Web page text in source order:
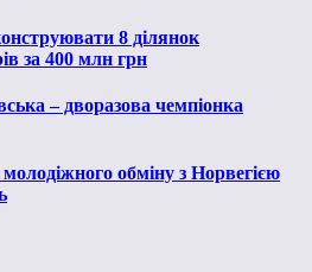
8 ділянок
за 400 млн грн
– дворазова чемпіонка
обміну з Норвегією